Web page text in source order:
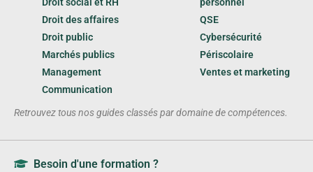
Droit des affaires
Droit public
Marchés publics
Management
Communication
QSE
Cybersécurité
Périscolaire
Ventes et marketing
Retrouvez tous nos guides classés par domaine de compétences.
Besoin d'une formation ?